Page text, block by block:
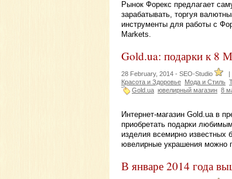
Рынок Форекс предлагает
зарабатывать, торгуя
инструменты для работы с
Markets.
Gold.ua: подарки к 8
28 February, 2014 - SEO-Studio |
Красота и Здоровье Мода и Стиль
Gold.ua ювелирный магазин 8
Интернет-магазин Gold.ua в
приобретать подарки
изделия всемирно известных
ювелирные украшения можно
В январе 2014 года